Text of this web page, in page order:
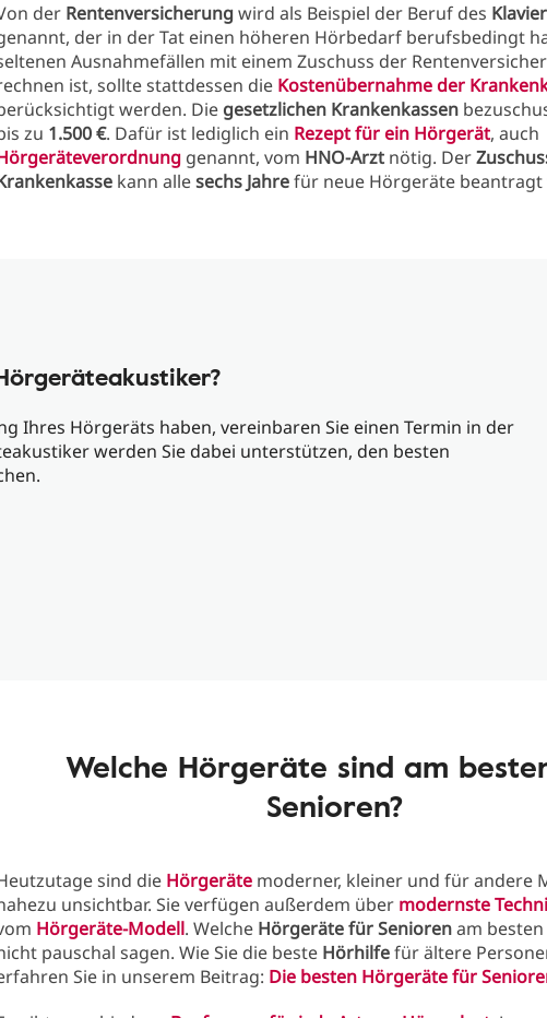
der Rentenversicherungwird als Beispiel der Beruf des
der in der Tat einen höheren Hörbedarf berufsbedingt
Ausnahmefällen mit einem Zuschuss der
ist, sollte stattdessen die Kostenübernahme der
werden. Die gesetzlichen Krankenkassen
zu 1.500 €. Dafür ist lediglich ein Rezept für ein Hörgerät, auch
genannt, vom HNO-Arzt nötig. Der
kann allesechs Jahrefür neue Hörgeräte beantragt
Ihres Hörgeräts haben, vereinbaren Sie einen Termin in der
werden Sie dabei unterstützen, den besten
Welche Hörgeräte sind am
Senioren?
sind die Hörgeräte moderner, kleiner und für andere
unsichtbar. Sie verfügen außerdem über modernste
Hörgeräte-Modell. Welche Hörgeräte für Seniorenam
pauschal sagen. Wie Sie die beste Hörhilfefür ältere
Sie in unserem Beitrag: Die besten Hörgeräte für